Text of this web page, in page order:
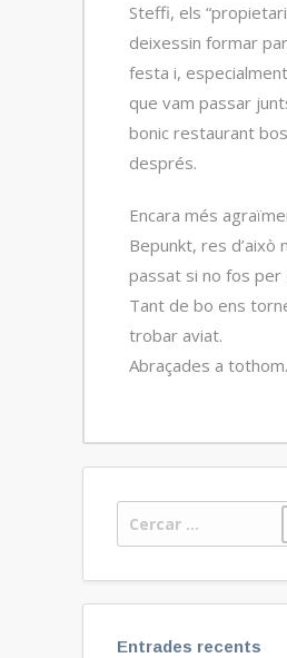
Steffi, els
deixessin formar
festa i,
que vam passar
bonic restaurant
després.
Encara més
Bepunkt, res d’això
passat si no fos per
Tant de bo ens
trobar aviat.
Abraçades a tothom.
Entrades recents